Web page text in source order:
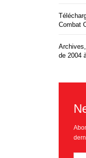
Combat
de 2004